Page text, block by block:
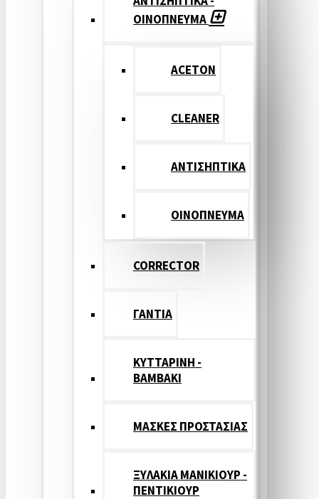
ΟΙΝΟΠΝΕΥΜΑ
ACETON
CLEANER
ΑΝΤΙΣΗΠΤΙΚΑ
ΟΙΝΟΠΝΕΥΜΑ
CORRECTOR
ΓΑΝΤΙΑ
ΚΥΤΤΑΡΙΝΗ -
ΒΑΜΒΑΚΙ
ΜΑΣΚΕΣ ΠΡΟΣΤΑΣΙΑΣ
ΞΥΛΑΚΙΑ ΜΑΝΙΚΙΟΥΡ -
ΠΕΝΤΙΚΙΟΥΡ